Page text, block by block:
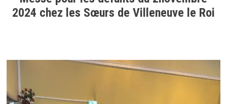
2024 chez les Sœurs de Villeneuve le Roi